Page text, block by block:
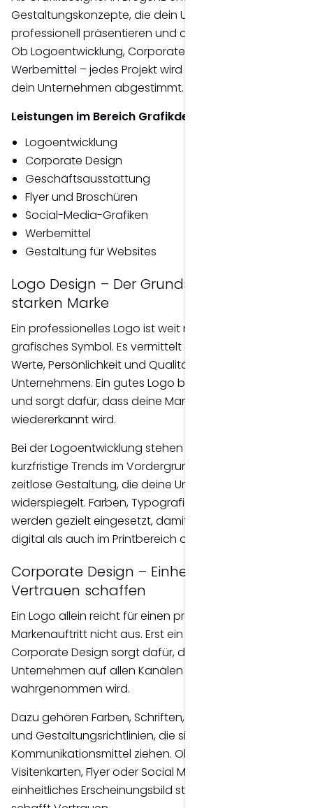
Gestaltungskonzepte, die dein Unternehmen
professionell präsentieren und deine Marke stärken.
Ob Logoentwicklung, Corporate Design oder
Werbemittel – jedes Projekt wird auf deine Ziele und
dein Unternehmen abgestimmt.
Leistungen im Bereich Grafikdesign
Logoentwicklung
Corporate Design
Geschäftsausstattung
Flyer und Broschüren
Social-Media-Grafiken
Werbemittel
Gestaltung für Websites
Logo Design – Der Grundstein einer
starken Marke
Ein professionelles Logo ist weit mehr als ein
grafisches Symbol. Es vermittelt auf den ersten Blick
Werte, Persönlichkeit und Qualität deines
Unternehmens. Ein gutes Logo bleibt im Gedächtnis
und sorgt dafür, dass deine Marke langfristig
wiedererkannt wird.
Bei der Logoentwicklung stehen deshalb nicht
kurzfristige Trends im Vordergrund, sondern eine
zeitlose Gestaltung, die deine Unternehmensidentität
widerspiegelt. Farben, Typografie und Formen
werden gezielt eingesetzt, damit dein Logo sowohl
digital als auch im Printbereich optimal funktioniert.
Corporate Design – Einheitlich auftreten,
Vertrauen schaffen
Ein Logo allein reicht für einen professionellen
Markenauftritt nicht aus. Erst ein durchgängiges
Corporate Design sorgt dafür, dass dein
Unternehmen auf allen Kanälen konsistent
wahrgenommen wird.
Dazu gehören Farben, Schriften, Bildsprache, Icons
und Gestaltungsrichtlinien, die sich durch sämtliche
Kommunikationsmittel ziehen. Ob Website,
Visitenkarten, Flyer oder Social Media – ein
einheitliches Erscheinungsbild stärkt deine Marke und